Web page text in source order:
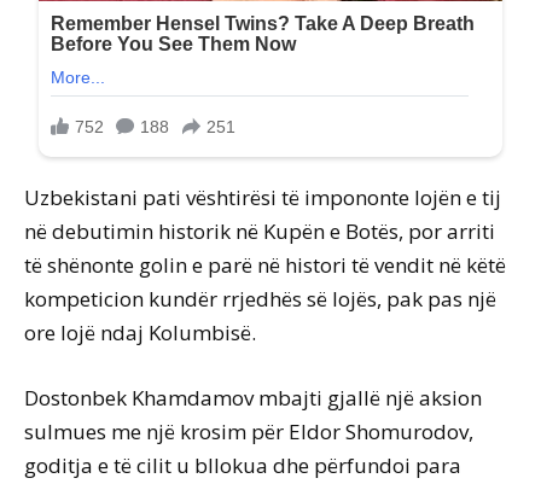
Uzbekistani pati vështirësi të impononte lojën e tij
në debutimin historik në Kupën e Botës, por arriti
të shënonte golin e parë në histori të vendit në këtë
kompeticion kundër rrjedhës së lojës, pak pas një
ore lojë ndaj Kolumbisë.
Dostonbek Khamdamov mbajti gjallë një aksion
sulmues me një krosim për Eldor Shomurodov,
goditja e të cilit u bllokua dhe përfundoi para